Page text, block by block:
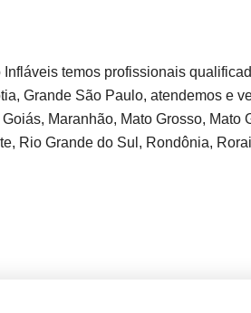
Infláveis temos profissionais
Grande São Paulo, atendemos e
Maranhão, Mato Grosso,
Rio Grande do Sul, Rondônia,